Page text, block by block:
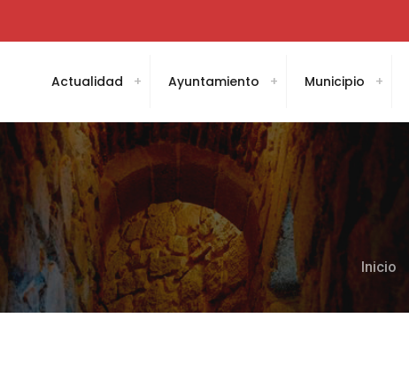
Actualidad Ayuntamiento Municipio
Inicio